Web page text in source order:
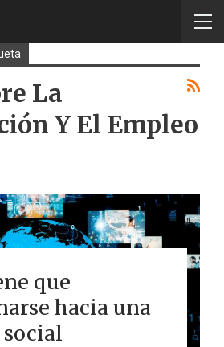
La
Y El Empleo
que
hacia una